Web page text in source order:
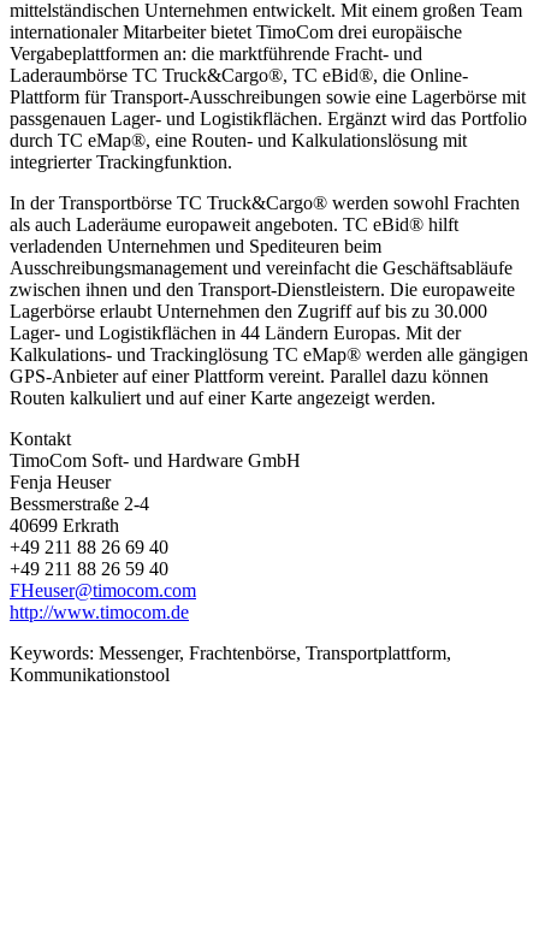
mittelständischen Unternehmen entwickelt. Mit einem großen Team
internationaler Mitarbeiter bietet TimoCom drei europäische
Vergabeplattformen an: die marktführende Fracht- und
Laderaumbörse TC Truck&Cargo®, TC eBid®, die Online-
Plattform für Transport-Ausschreibungen sowie eine Lagerbörse mit
passgenauen Lager- und Logistikflächen. Ergänzt wird das Portfolio
durch TC eMap®, eine Routen- und Kalkulationslösung mit
integrierter Trackingfunktion.
In der Transportbörse TC Truck&Cargo® werden sowohl Frachten
als auch Laderäume europaweit angeboten. TC eBid® hilft
verladenden Unternehmen und Spediteuren beim
Ausschreibungsmanagement und vereinfacht die Geschäftsabläufe
zwischen ihnen und den Transport-Dienstleistern. Die europaweite
Lagerbörse erlaubt Unternehmen den Zugriff auf bis zu 30.000
Lager- und Logistikflächen in 44 Ländern Europas. Mit der
Kalkulations- und Trackinglösung TC eMap® werden alle gängigen
GPS-Anbieter auf einer Plattform vereint. Parallel dazu können
Routen kalkuliert und auf einer Karte angezeigt werden.
Kontakt
TimoCom Soft- und Hardware GmbH
Fenja Heuser
Bessmerstraße 2-4
40699 Erkrath
+49 211 88 26 69 40
+49 211 88 26 59 40
FHeuser@timocom.com
http://www.timocom.de
Keywords: Messenger, Frachtenbörse, Transportplattform,
Kommunikationstool